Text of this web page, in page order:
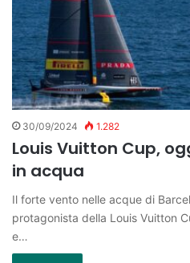
30/09/2024 1.282
Louis Vuitton Cup,
in acqua
Il forte vento nelle acque di
protagonista della Louis Vuitton
e…